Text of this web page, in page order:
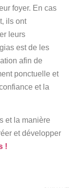
foyer. En cas
ils ont
leurs
est de les
afin de
ponctuelle et
et la
et la manière
et développer
!